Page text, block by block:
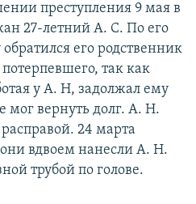
преступления 9 мая в
27-летний А. С. По его
его родственник
так как
у А. Н, задолжал ему
мог вернуть долг. А. Н.
24 марта
вдвоем нанесли А. Н.
трубой по голове.